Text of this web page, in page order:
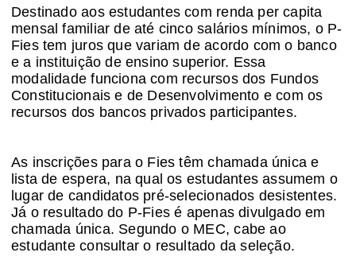
Destinado aos estudantes com renda per capita
mensal familiar de até cinco salários mínimos, o P-
Fies tem juros que variam de acordo com o banco
e a instituição de ensino superior. Essa
modalidade funciona com recursos dos Fundos
Constitucionais e de Desenvolvimento e com os
recursos dos bancos privados participantes.
As inscrições para o Fies têm chamada única e
lista de espera, na qual os estudantes assumem o
lugar de candidatos pré-selecionados desistentes.
Já o resultado do P-Fies é apenas divulgado em
chamada única. Segundo o MEC, cabe ao
estudante consultar o resultado da seleção.